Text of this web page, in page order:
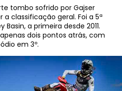
tombo sofrido por Gajser
classificação geral. Foi a 5ª
a primeira desde 2011.
dois pontos atrás, com
em 3º.